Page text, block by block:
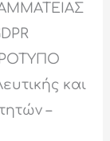
και
–